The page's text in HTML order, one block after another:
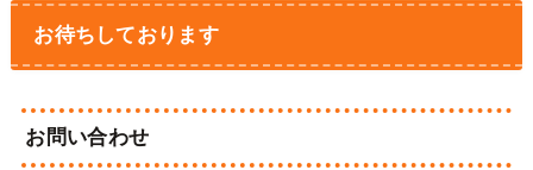
お待ちしております
お問い合わせ